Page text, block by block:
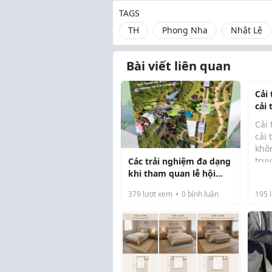
TAGS
TH
Phong Nha Nhật Lệ
Bài viết liên quan
Các trải nghiệm đa dạng
khi tham quan lễ hội
379 lượt xem 0 bình luận
Cải
cải
Cải
cải
mỹ
195